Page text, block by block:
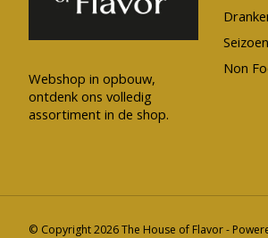
Webshop in opbouw,
ontdenk ons volledig
assortiment in de shop.
Non
© Copyright 2026 The House of Flavor -